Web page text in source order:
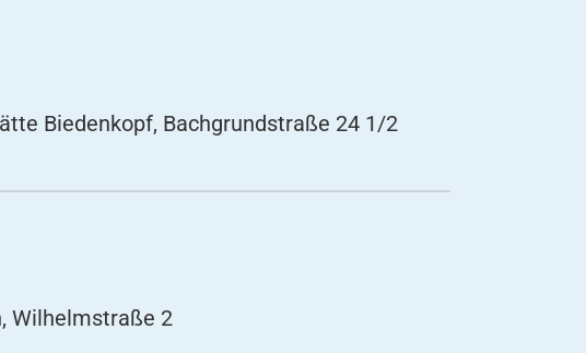
Biedenkopf, Bachgrundstraße 24 1/2
Wilhelmstraße 2